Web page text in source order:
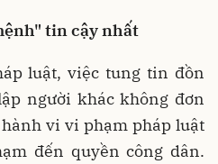
tin cậy nhất
luật, việc tung tin đồn
người khác không đơn
vi vi phạm pháp luật
đến quyền công dân.